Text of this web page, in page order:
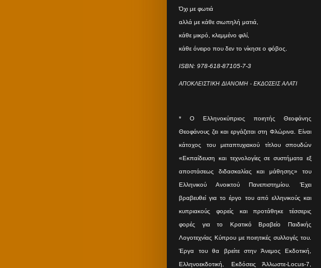
Όχι με φωτιά
αλλά με κάθε σιωπηλή ματιά,
κάθε μικρό, κλεμμένο φιλί,
κάθε όνειρο που δεν το νίκησε ο φόβος.
ISBN: 978-618-87105-7-3
ΑΠΟΚΛΕΙΣΤΙΚΗ ΔΙΑΝΟΜΗ - ΕΚΔΟΣΕΙΣ ΑΛΑΤΙ
* O Eλληνοκύπριος ποιητής Θεοφάνης
Θεοφάνους ζει και εργάζεται στη Φλώρινα. Είναι
κάτοχος του μεταπτυχιακού τίτλου σπουδών
«Εκπαίδευση και τεχνολογίες σε συστήματα εξ
αποστάσεως διδασκαλίας και μάθησης» του
Ελληνικού Ανοικτού Πανεπιστημίου. Έχει
βραβευθεί για το έργο του από ελληνικούς και
κυπριακούς φορείς και προτάθηκε τέσσερις
φορές για το Κρατικό Βραβείο Παιδικής
Λογοτεχνίας Κύπρου με ποιητικές συλλογές του.
Έργα του θα βρείτε στην Άνεμος Εκδοτική,
Ελληνοεκδοτική, Εκδόσεις Άλλωστε-Locus-7,